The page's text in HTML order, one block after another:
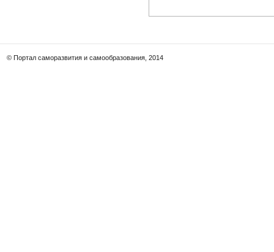
© Портал саморазвития и самообразования, 2014